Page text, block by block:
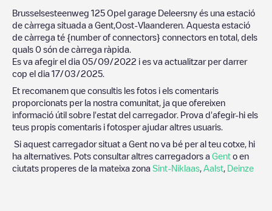
Brusselsesteenweg 125 Opel garage Deleersny és una estació
de càrrega situada a Gent Oost-Vlaanderen . Aquesta estació
de càrrega té {number of connectors} connectors en total, dels
quals 0 són de càrrega ràpida.
Es va afegir el dia 05/09/2022 i es va actualitzar per darrer
cop el dia 17/03/2025
Et recomanem que consultis les fotos i els comentaris
proporcionats per la nostra comunitat, ja que ofereixen
informació útil sobre l'estat del carregador. Prova d'afegir-hi els
teus propis comentaris i fotosper ajudar altres usuaris.
Si aquest carregador situat a Gent no va bé per al teu cotxe, hi
ha alternatives. Pots consultar altres carregadors a Gent o en
ciutats properes de la mateixa zona Sint-Niklaas Aalst Deinze